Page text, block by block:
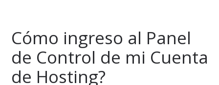
Cómo ingreso al Panel
de Control de mi Cuenta
de Hosting?